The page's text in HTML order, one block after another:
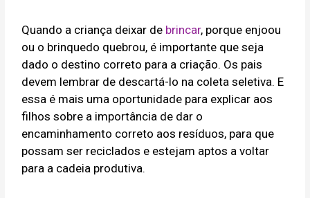
Quando a criança deixar de brincar, porque enjoou
ou o brinquedo quebrou, é importante que seja
dado o destino correto para a criação. Os pais
devem lembrar de descartá-lo na coleta seletiva. E
essa é mais uma oportunidade para explicar aos
filhos sobre a importância de dar o
encaminhamento correto aos resíduos, para que
possam ser reciclados e estejam aptos a voltar
para a cadeia produtiva.